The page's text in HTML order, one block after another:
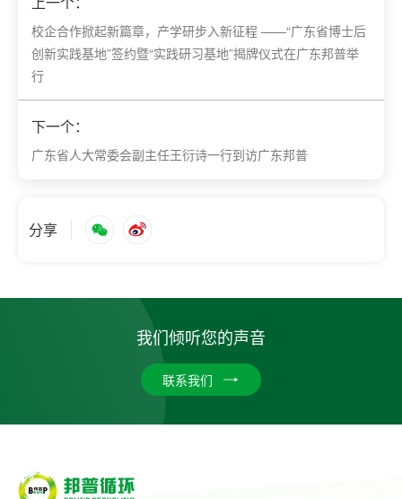
校企合作掀起新篇章，产学研步入新征程 ——“广东省博士后
创新实践基地”签约暨“实践研习基地”揭牌仪式在广东邦普举
行
下一个：
广东省人大常委会副主任王衍诗一行到访广东邦普
分享
我们倾听您的声音
联系我们